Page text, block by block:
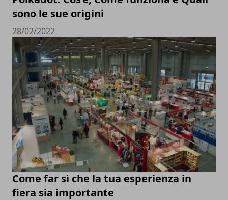
sono le sue origini
28/02/2022
Come far sì che la tua esperienza in
fiera sia importante